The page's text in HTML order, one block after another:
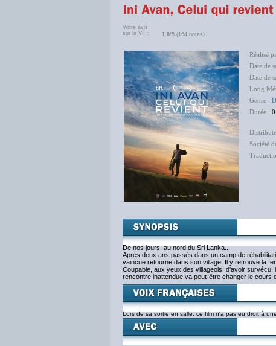
Votre avis
sur la VF :
1.8/5 (164 notes)
Réalisé
Date de
Date de
Long
Genre :
Durée :
Société
De nos jours, au nord du Sri Lanka...
Après deux ans passés dans un camp de
vaincue retourne dans son village. Il y retrouve la
Coupable, aux yeux des villageois, d'avoir
rencontre inattendue va peut-être changer le cours
Lors de sa sortie en salle, ce film n'a pas eu droit à